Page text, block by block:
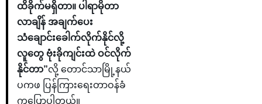
ထိခိုက်မရှိတာ။ ပါရာမိုတာ
လာချိန် အချက်ပေး
သံချောင်းခေါက်လိုက်နိုင်လို့
လူတွေ ဗုံးခိုကျင်းထဲ ဝင်လိုက်
နိုင်တာ”လို့ တောင်သာမြို့နယ်
ပကဖ ပြန်ကြားရေးတာဝန်ခံ
ကပြောပါတယ်။